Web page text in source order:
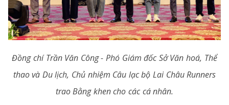
Đồng chí Trần Văn Công - Phó Giám đốc Sở Văn hoá, Thể
thao và Du lịch, Chủ nhiệm Câu lạc bộ Lai Châu Runners
trao Bằng khen cho các cá nhân.